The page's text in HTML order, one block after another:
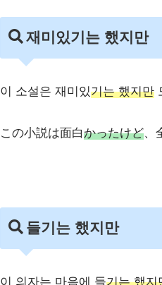
재미있기는 했지만
이 소설은 재미있기는 했지만
この小説は面白かったけど、
들기는 했지만
이 의자는 마음에 들기는 했지